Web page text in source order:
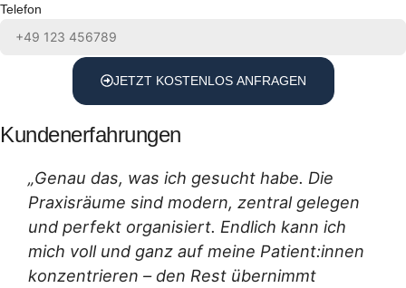
Telefon
JETZT KOSTENLOS ANFRAGEN
Kundenerfahrungen
„Genau das, was ich gesucht habe. Die
Praxisräume sind modern, zentral gelegen
und perfekt organisiert. Endlich kann ich
mich voll und ganz auf meine Patient:innen
konzentrieren – den Rest übernimmt